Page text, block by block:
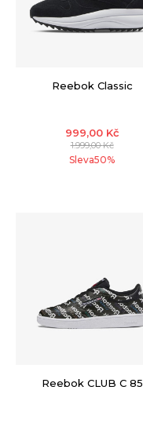
Reebok Classic
999,00 Kč
1.999,00Kč
Sleva50%
Reebok CLUB C 85